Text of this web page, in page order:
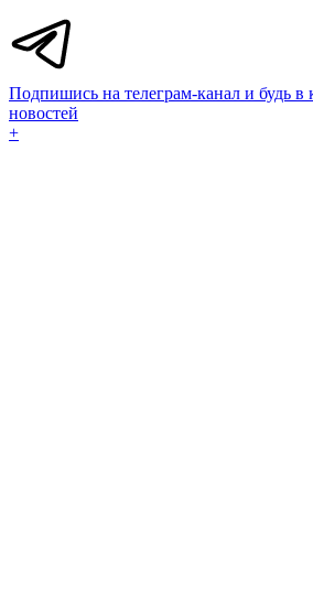
Подпишись на телеграм-канал и будь в
новостей
+